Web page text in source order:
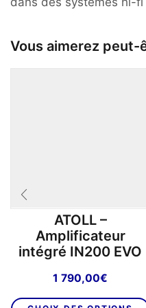
Vous aimerez peut-
ATOLL –
Amplificateur
intégré IN200 EVO
1 790,00€